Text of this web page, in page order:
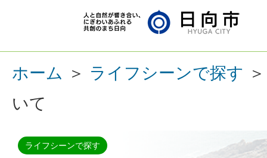
ホーム ＞ ライフシーンで探す
いて
ライフシーンで探す